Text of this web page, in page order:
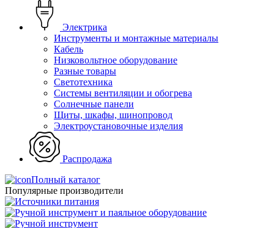
Электрика
Инструменты и монтажные материалы
Кабель
Низковольтное оборудование
Разные товары
Светотехника
Системы вентиляции и обогрева
Солнечные панели
Щиты, шкафы, шинопровод
Электроустановочные изделия
Распродажа
Полный каталог
Популярные производители